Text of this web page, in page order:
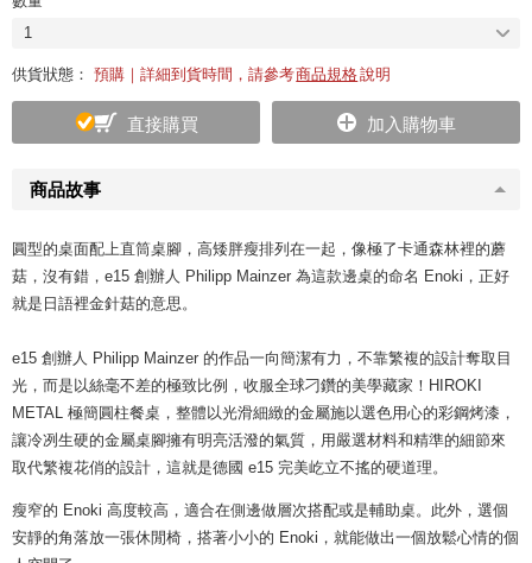
商品故事
圓型的桌面配上直筒桌腳，高矮胖瘦排列在一起，像極了卡通森林裡的蘑
菇，沒有錯，e15 創辦人 Philipp Mainzer 為這款邊桌的命名 Enoki，正好
就是日語裡金針菇的意思。
e15 創辦人 Philipp Mainzer 的作品一向簡潔有力，不靠繁複的設計奪取目
光，而是以絲毫不差的極致比例，收服全球刁鑽的美學藏家！HIROKI
METAL 極簡圓柱餐桌，整體以光滑細緻的金屬施以選色用心的彩鋼烤漆，
讓冷冽生硬的金屬桌腳擁有明亮活潑的氣質，用嚴選材料和精準的細節來
取代繁複花俏的設計，這就是德國 e15 完美屹立不搖的硬道理。
瘦窄的 Enoki 高度較高，適合在側邊做層次搭配或是輔助桌。此外，選個
安靜的角落放一張休閒椅，搭著小小的 Enoki，就能做出一個放鬆心情的個
1
供貨狀態： 預購｜詳細到貨時間，請參考商品規格說明
直接購買 加入購物車